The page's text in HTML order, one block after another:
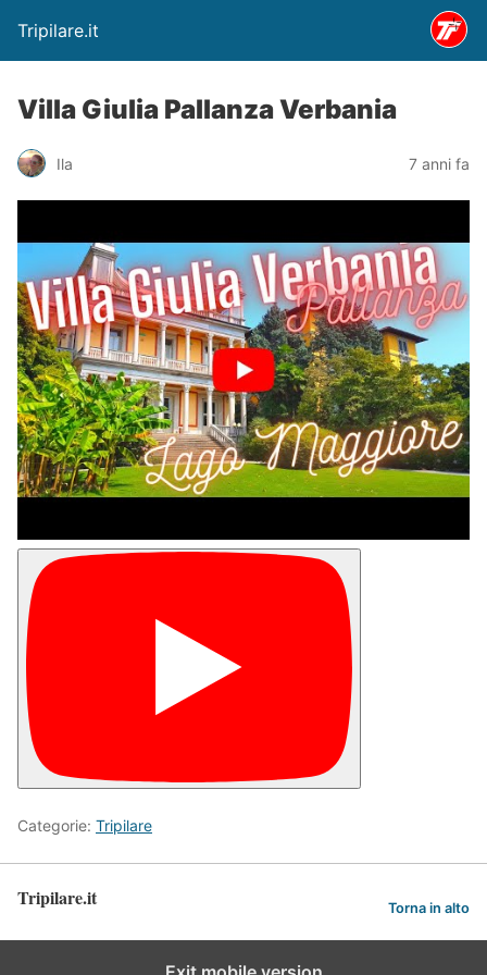
Tripilare.it
Villa Giulia Pallanza Verbania
Ila 7 anni fa
Categorie: Tripilare
Tripilare.it Torna in alto